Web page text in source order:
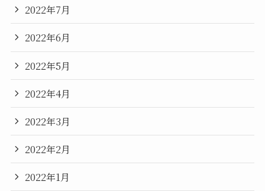
2022年7月
2022年6月
2022年5月
2022年4月
2022年3月
2022年2月
2022年1月